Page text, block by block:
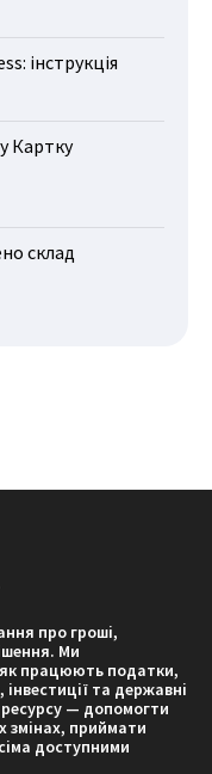
інструкція
Картку
склад
про гроші,
Ми
працюють податки,
інвестиції та державні
— допомогти
змінах, приймати
доступними